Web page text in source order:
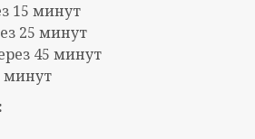
15 минут
25 минут
45 минут
минут
: